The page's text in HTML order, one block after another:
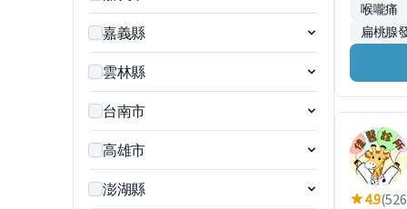
嘉義縣
雲林縣
台南市
高雄市
澎湖縣
喉嚨痛
扁桃腺
4.9